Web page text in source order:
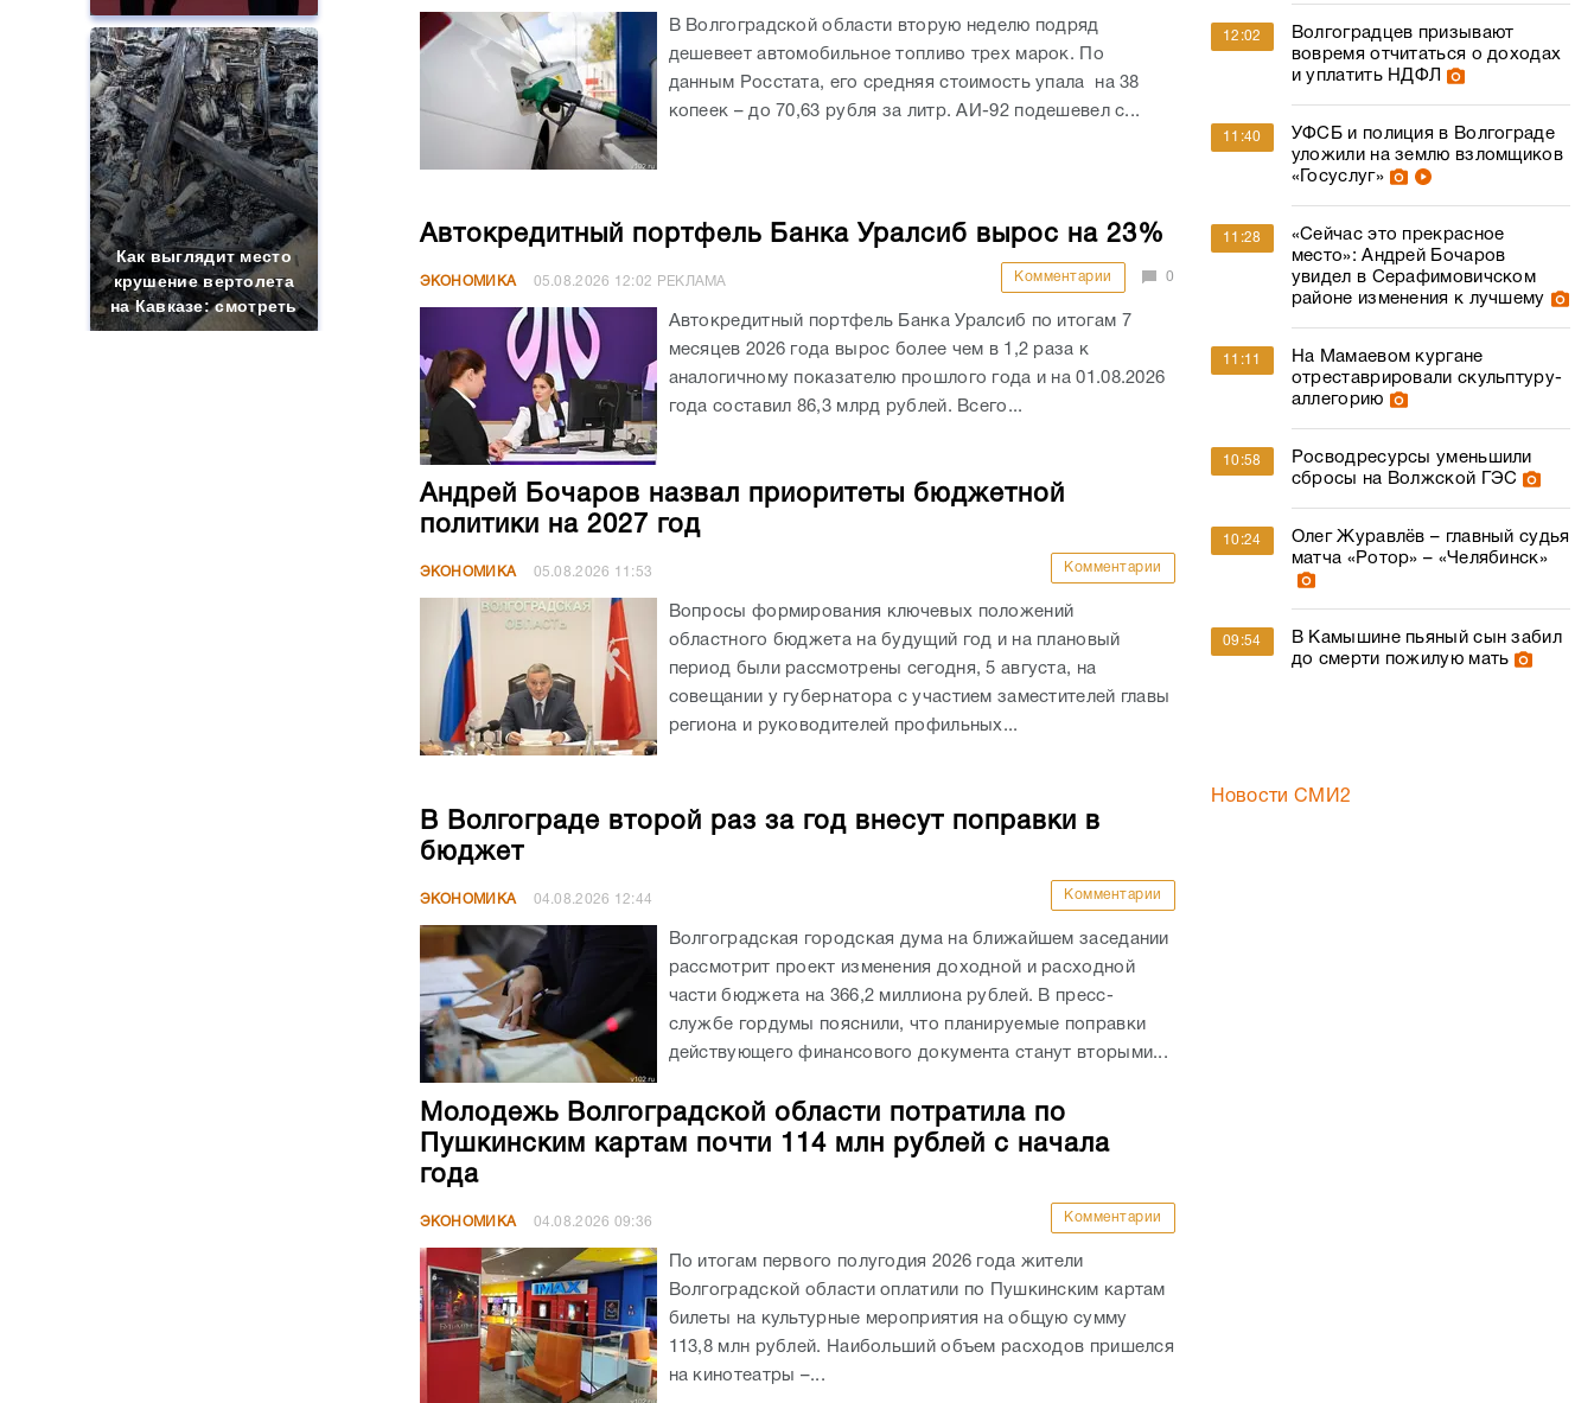
Как выглядит место
крушение вертолета
на Кавказе: смотреть
В Волгоградской области вторую неделю подряд
дешевеет автомобильное топливо трех марок. По
данным Росстата, его средняя стоимость упала на 38
копеек – до 70,63 рубля за литр. АИ-92 подешевел с...
Автокредитный портфель Банка Уралсиб вырос на 23%
ЭКОНОМИКА 05.08.2026 12:02 РЕКЛАМА Комментарии 0
Автокредитный портфель Банка Уралсиб по итогам 7
месяцев 2026 года вырос более чем в 1,2 раза к
аналогичному показателю прошлого года и на 01.08.2026
года составил 86,3 млрд рублей. Всего...
Андрей Бочаров назвал приоритеты бюджетной
политики на 2027 год
ЭКОНОМИКА 05.08.2026 11:53 Комментарии
Вопросы формирования ключевых положений
областного бюджета на будущий год и на плановый
период были рассмотрены сегодня, 5 августа, на
совещании у губернатора с участием заместителей главы
региона и руководителей профильных...
В Волгограде второй раз за год внесут поправки в
бюджет
ЭКОНОМИКА 04.08.2026 12:44 Комментарии
Волгоградская городская дума на ближайшем заседании
рассмотрит проект изменения доходной и расходной
части бюджета на 366,2 миллиона рублей. В пресс-
службе гордумы пояснили, что планируемые поправки
действующего финансового документа станут вторыми...
Молодежь Волгоградской области потратила по
Пушкинским картам почти 114 млн рублей с начала
года
ЭКОНОМИКА 04.08.2026 09:36 Комментарии
По итогам первого полугодия 2026 года жители
Волгоградской области оплатили по Пушкинским картам
билеты на культурные мероприятия на общую сумму
113,8 млн рублей. Наибольший объем расходов пришелся
на кинотеатры –...
12:02
Волгоградцев призывают
вовремя отчитаться о доходах
и уплатить НДФЛ
11:40
УФСБ и полиция в Волгограде
уложили на землю взломщиков
«Госуслуг»
11:28
«Сейчас это прекрасное
место»: Андрей Бочаров
увидел в Серафимовичском
районе изменения к лучшему
11:11
На Мамаевом кургане
отреставрировали скульптуру-
аллегорию
10:58
Росводресурсы уменьшили
сбросы на Волжской ГЭС
10:24
Олег Журавлёв – главный судья
матча «Ротор» – «Челябинск»
09:54
В Камышине пьяный сын забил
до смерти пожилую мать
Новости СМИ2